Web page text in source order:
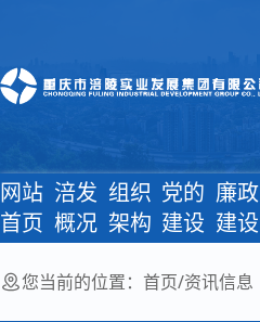
网站
首页
涪发
概况
组织
架构
党的
建设
廉政
建设
您当前的位置： 首页/资讯信息